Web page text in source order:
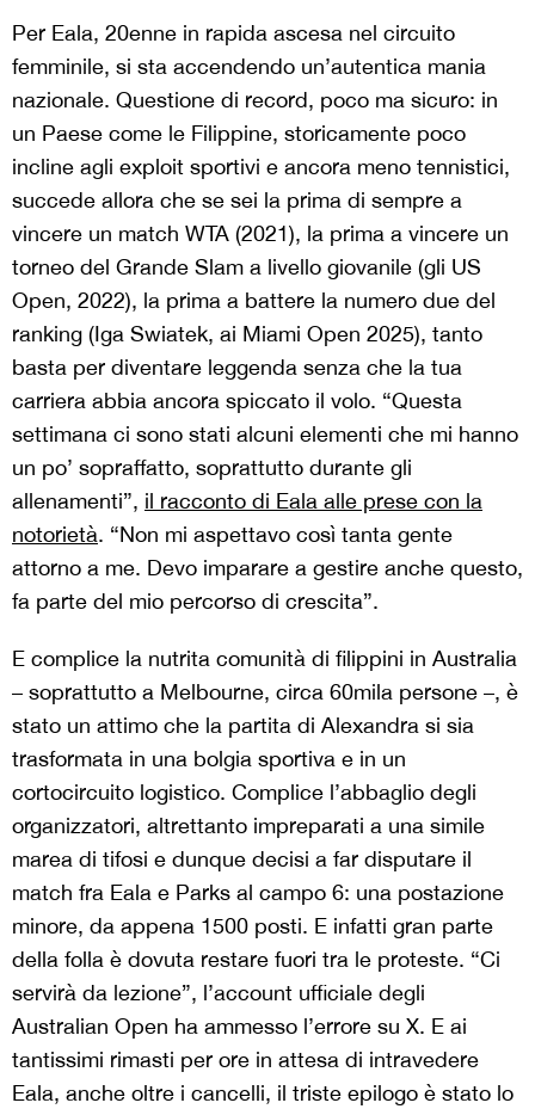
Per Eala, 20enne in rapida ascesa nel circuito
femminile, si sta accendendo un’autentica mania
nazionale. Questione di record, poco ma sicuro: in
un Paese come le Filippine, storicamente poco
incline agli exploit sportivi e ancora meno tennistici,
succede allora che se sei la prima di sempre a
vincere un match WTA (2021), la prima a vincere un
torneo del Grande Slam a livello giovanile (gli US
Open, 2022), la prima a battere la numero due del
ranking (Iga Swiatek, ai Miami Open 2025), tanto
basta per diventare leggenda senza che la tua
carriera abbia ancora spiccato il volo. “Questa
settimana ci sono stati alcuni elementi che mi hanno
un po’ sopraffatto, soprattutto durante gli
allenamenti”, il racconto di Eala alle prese con la
notorietà. “Non mi aspettavo così tanta gente
attorno a me. Devo imparare a gestire anche questo,
fa parte del mio percorso di crescita”.
E complice la nutrita comunità di filippini in Australia
– soprattutto a Melbourne, circa 60mila persone –, è
stato un attimo che la partita di Alexandra si sia
trasformata in una bolgia sportiva e in un
cortocircuito logistico. Complice l’abbaglio degli
organizzatori, altrettanto impreparati a una simile
marea di tifosi e dunque decisi a far disputare il
match fra Eala e Parks al campo 6: una postazione
minore, da appena 1500 posti. E infatti gran parte
della folla è dovuta restare fuori tra le proteste. “Ci
servirà da lezione”, l’account ufficiale degli
Australian Open ha ammesso l’errore su X. E ai
tantissimi rimasti per ore in attesa di intravedere
Eala, anche oltre i cancelli, il triste epilogo è stato lo